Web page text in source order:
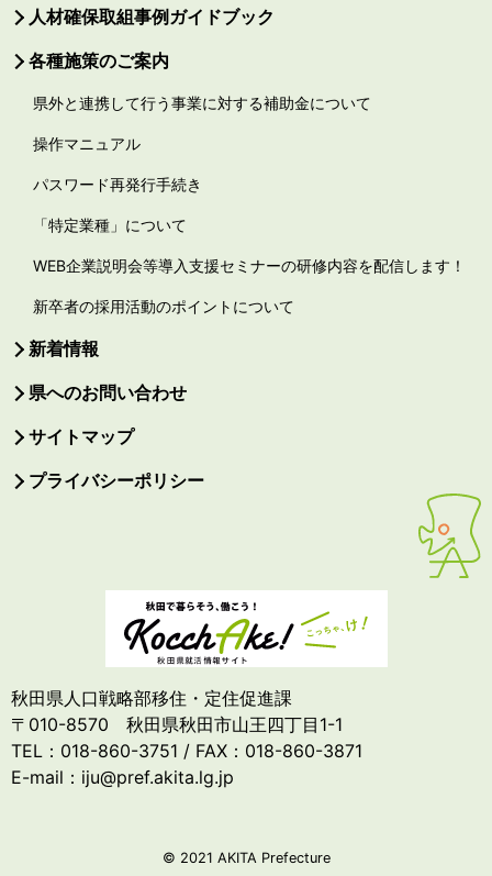
人材確保取組事例ガイドブック
各種施策のご案内
県外と連携して行う事業に対する補助金について
操作マニュアル
パスワード再発行手続き
「特定業種」について
WEB企業説明会等導入支援セミナーの研修内容を配信します！
新卒者の採用活動のポイントについて
新着情報
県へのお問い合わせ
サイトマップ
プライバシーポリシー
秋田県人口戦略部移住・定住促進課
〒010-8570 秋田県秋田市山王四丁目1-1
TEL：018-860-3751 / FAX：018-860-3871
E-mail：iju@pref.akita.lg.jp
© 2021 AKITA Prefecture